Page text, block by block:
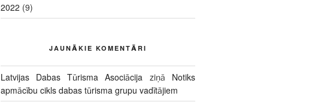
2022 (9)
JAUNĀKIE KOMENTĀRI
Latvijas Dabas Tūrisma Asociācija ziņā Notiks
apmācību cikls dabas tūrisma grupu vadītājiem